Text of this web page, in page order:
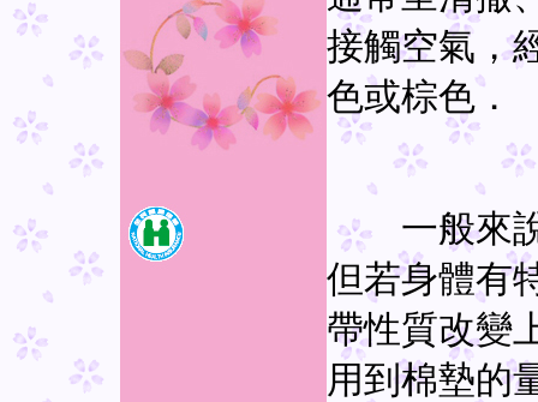
接觸空氣，
色或棕色．
一般來說
但若身體有
帶性質改變
用到棉墊的